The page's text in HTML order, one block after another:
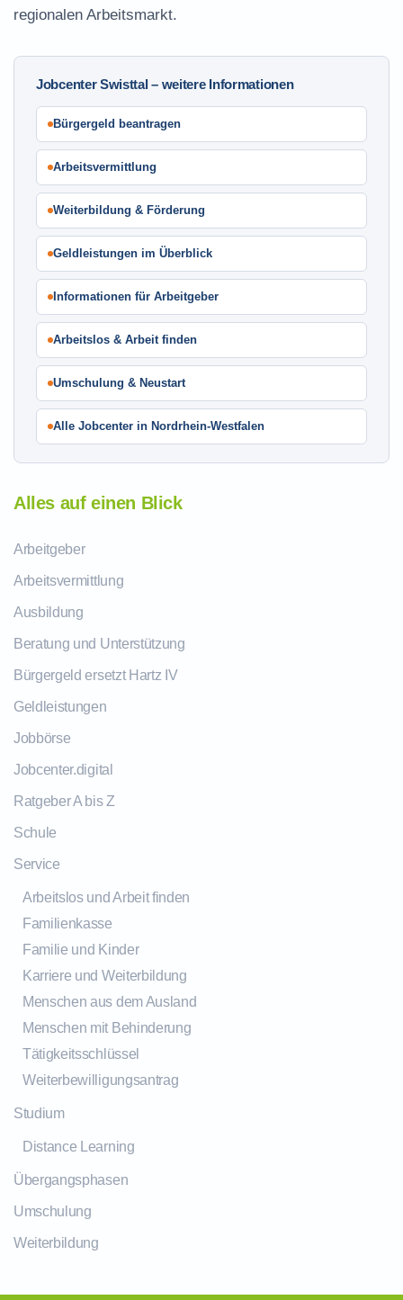
regionalen Arbeitsmarkt.
Jobcenter Swisttal – weitere Informationen
Bürgergeld beantragen
Arbeitsvermittlung
Weiterbildung & Förderung
Geldleistungen im Überblick
Informationen für Arbeitgeber
Arbeitslos & Arbeit finden
Umschulung & Neustart
Alle Jobcenter in Nordrhein-Westfalen
Alles auf einen Blick
Arbeitgeber
Arbeitsvermittlung
Ausbildung
Beratung und Unterstützung
Bürgergeld ersetzt Hartz IV
Geldleistungen
Jobbörse
Jobcenter.digital
Ratgeber A bis Z
Schule
Service
Arbeitslos und Arbeit finden
Familienkasse
Familie und Kinder
Karriere und Weiterbildung
Menschen aus dem Ausland
Menschen mit Behinderung
Tätigkeitsschlüssel
Weiterbewilligungsantrag
Studium
Distance Learning
Übergangsphasen
Umschulung
Weiterbildung